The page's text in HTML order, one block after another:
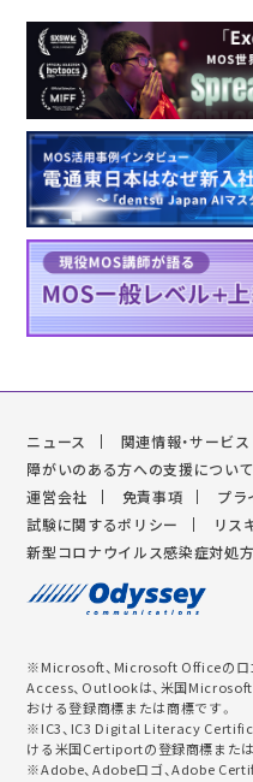
ニュース 関連情報・サービス
障がいのある方への支援について
運営会社
免責事項
プラ
試験に関するポリシー
リス
新型コロナウイルス感染症対処
※Microsoft、Microsoft Officeのロ
Access、Outlookは、米国
おける登録商標または商標です。
※IC3、IC3 Digital Literacy
ける米国Certiportの登録商標または
※Adobe、Adobeロゴ、Adobe